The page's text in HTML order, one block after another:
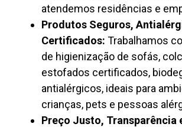
atendemos residências e
Produtos Seguros,
Certificados: Trabalhamos
de higienização de sofás,
estofados certificados,
antialérgicos, ideais para
crianças, pets e pessoas
Preço Justo, Transparência